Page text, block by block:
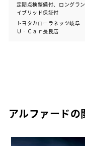
定期点検整備付、ロングラ
イブリッド保証付
トヨタカローラネッツ岐阜
Ｕ‐Ｃａｒ長良店
アルファードの